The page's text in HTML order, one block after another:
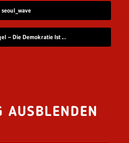
Sebastian Krumbiegel – Die Demokratie Ist Weiblich
AUSBLENDEN